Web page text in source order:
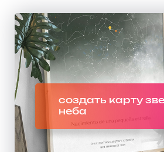
создать карту
неба